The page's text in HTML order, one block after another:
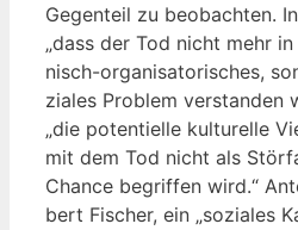
Gegen­teil zu beob­ach­ten.
„dass der Tod nicht mehr
nisch-orga­ni­sa­to­ri­sches,
zia­les Pro­blem ver­stan­den
„die poten­ti­el­le kul­tu­rel­le
mit dem Tod nicht als
Chan­ce begrif­fen wird.“
bert Fischer, ein „sozia­les